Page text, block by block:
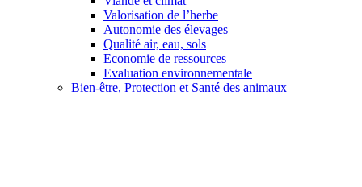
Valorisation de l’herbe
Autonomie des élevages
Qualité air, eau, sols
Economie de ressources
Evaluation environnementale
Bien-être, Protection et Santé des animaux